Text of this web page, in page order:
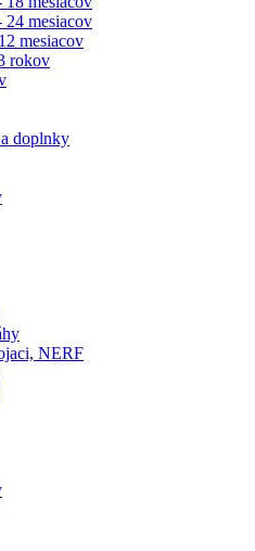
mesiacov
mesiacov
rokov
doplnky
NERF